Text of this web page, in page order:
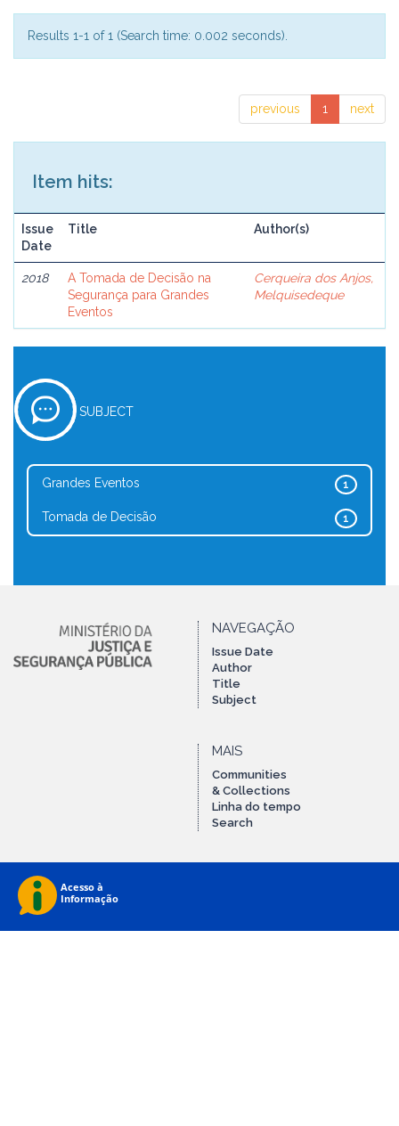
Results 1-1 of 1 (Search time: 0.002 seconds).
previous 1 next
Item hits:
Issue
Date
Title Author(s)
2018
A Tomada de Decisão na
Segurança para Grandes
Eventos
Cerqueira dos Anjos,
Melquisedeque
SUBJECT
1
Grandes Eventos
1
Tomada de Decisão
NAVEGAÇÃO
Issue Date
Author
Title
Subject
MAIS
Communities
& Collections
Linha do tempo
Search